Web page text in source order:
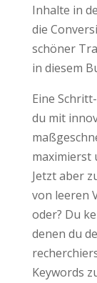
Inhalte in
die
schöner
in diesem
Eine
du mit
maximierst
Jetzt aber
von leeren
oder? Du
denen du
Keywords